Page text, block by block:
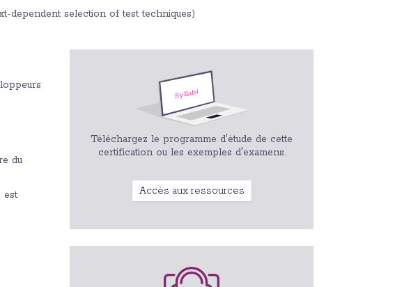
dependent selection of test techniques)
du
est
Téléchargez le programme d'étude de cette
certification ou les exemples d'examens.
Accès aux ressources